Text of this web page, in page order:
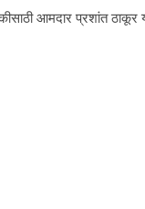
आमदार प्रशांत ठाकूर